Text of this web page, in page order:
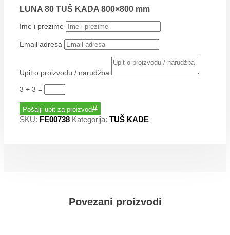
LUNA 80 TUŠ KADA 800×800 mm
Ime i prezime
Email adresa
Upit o proizvodu / narudžba
3 + 3 =
Pošalji upit za proizvod
SKU: FE00738 Kategorija: TUŠ KADE
Povezani proizvodi